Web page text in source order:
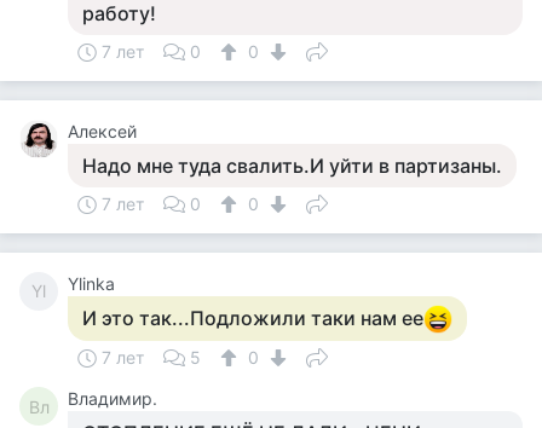
работу!
7 лет 0 0
Алексей
Надо мне туда свалить.И уйти в партизаны.
7 лет 0 0
Yl Ylinka
И это так...Подложили таки нам ее
7 лет 5 0
Вл Владимир.